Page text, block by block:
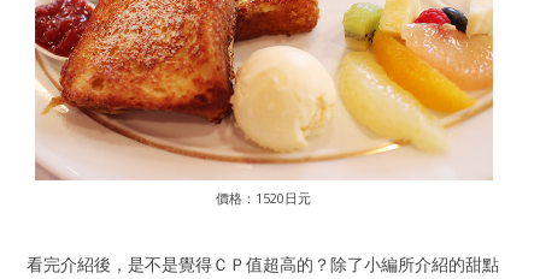
價格：1520日元
看完介紹後，是不是覺得ＣＰ值超高的？除了小編所介紹的甜點